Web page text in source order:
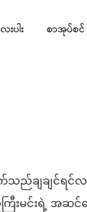
ပါး စာအုပ်စင်
ည်ချချင်ရင်လ
းမင်းရဲ့ အဆင်ပ